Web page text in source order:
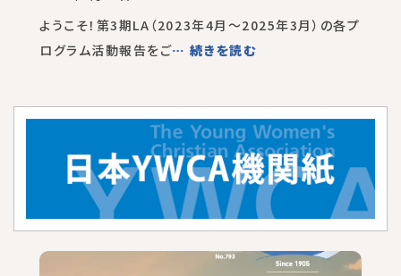
ようこそ！第3期LA（2023年4月～2025年3月）の各プ
ログラム活動報告をご… 続きを読む